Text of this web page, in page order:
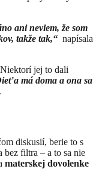
ani neviem, že som
takže tak,“ napísala
jej to dali
má doma a ona sa
diskusií, berie to s
filtra – a to sa nie
materskej dovolenke